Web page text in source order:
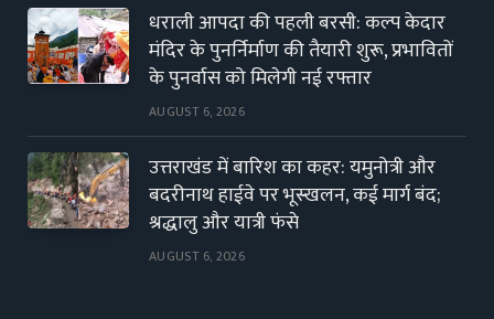
धराली आपदा की पहली बरसी: कल्प केदार
मंदिर के पुनर्निर्माण की तैयारी शुरू, प्रभावितों
के पुनर्वास को मिलेगी नई रफ्तार
AUGUST 6, 2026
उत्तराखंड में बारिश का कहर: यमुनोत्री और
बदरीनाथ हाईवे पर भूस्खलन, कई मार्ग बंद;
श्रद्धालु और यात्री फंसे
AUGUST 6, 2026